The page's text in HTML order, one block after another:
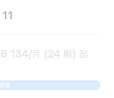
134/月 (24 期) 起
续